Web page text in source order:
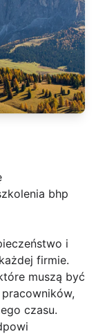
bhp
i
firmie.
muszą być
czasu.